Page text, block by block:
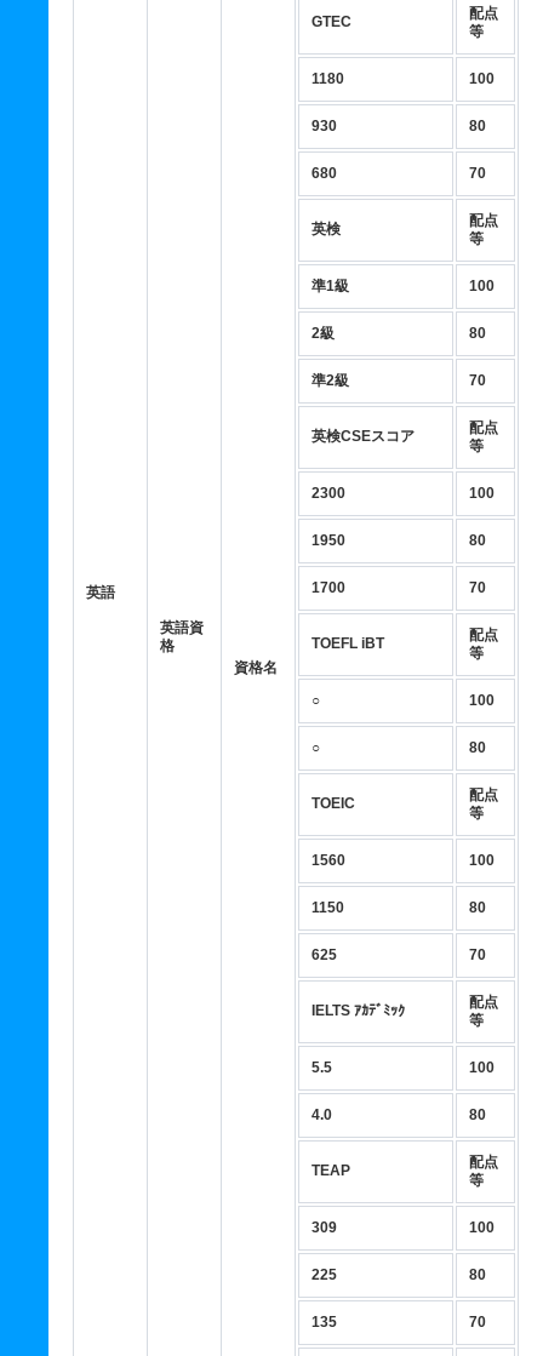
英語
英語資
格
資格名
GTEC
配点
等
1180 100
930 80
680 70
英検
配点
等
準1級 100
2級 80
準2級 70
英検CSEスコア
配点
等
2300 100
1950 80
1700 70
TOEFL iBT
配点
等
○ 100
○ 80
TOEIC
配点
等
1560 100
1150 80
625 70
IELTS ｱｶﾃﾞﾐｯｸ
配点
等
5.5 100
4.0 80
TEAP
配点
等
309 100
225 80
135 70